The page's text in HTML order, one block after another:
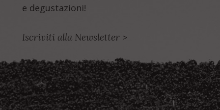
e degustazioni!
Iscriviti alla Newsletter >